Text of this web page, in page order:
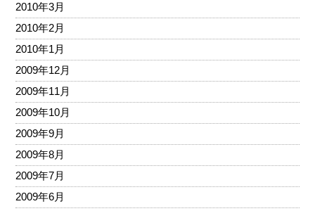
2010年3月
2010年2月
2010年1月
2009年12月
2009年11月
2009年10月
2009年9月
2009年8月
2009年7月
2009年6月